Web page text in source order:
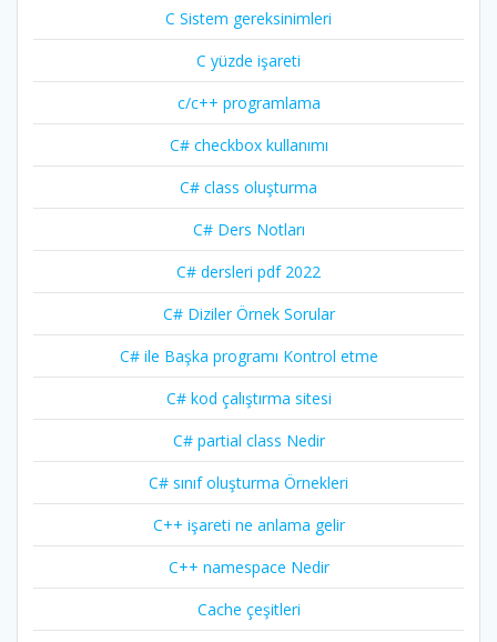
C Sistem gereksinimleri
C yüzde işareti
c/c++ programlama
C# checkbox kullanımı
C# class oluşturma
C# Ders Notları
C# dersleri pdf 2022
C# Diziler Örnek Sorular
C# ile Başka programı Kontrol etme
C# kod çalıştırma sitesi
C# partial class Nedir
C# sınıf oluşturma Örnekleri
C++ işareti ne anlama gelir
C++ namespace Nedir
Cache çeşitleri